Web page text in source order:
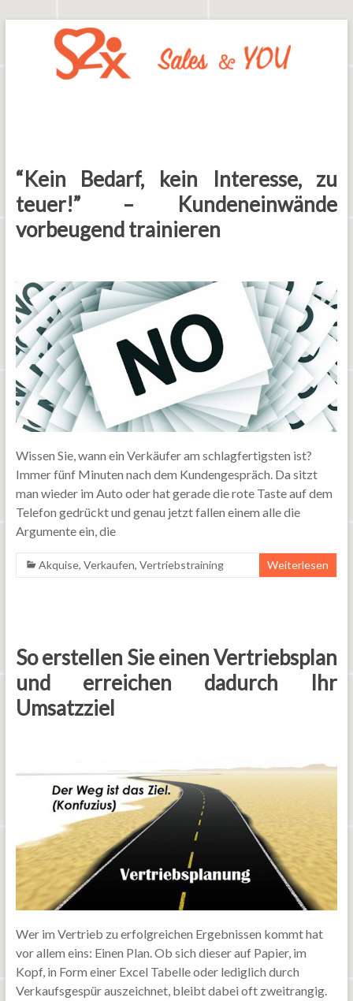
“Kein Bedarf, kein Interesse, zu
teuer!” – Kundeneinwände
vorbeugend trainieren
Wissen Sie, wann ein Verkäufer am schlagfertigsten ist?
Immer fünf Minuten nach dem Kundengespräch. Da sitzt
man wieder im Auto oder hat gerade die rote Taste auf dem
Telefon gedrückt und genau jetzt fallen einem alle die
Argumente ein, die
Akquise, Verkaufen, Vertriebstraining Weiterlesen
So erstellen Sie einen Vertriebsplan
und erreichen dadurch Ihr
Umsatzziel
Wer im Vertrieb zu erfolgreichen Ergebnissen kommt hat
vor allem eins: Einen Plan. Ob sich dieser auf Papier, im
Kopf, in Form einer Excel Tabelle oder lediglich durch
Verkaufsgespür auszeichnet, bleibt dabei oft zweitrangig.